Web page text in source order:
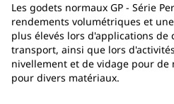
Les godets normaux GP - Série
rendements volumétriques et
plus élevés lors d'applications de
transport, ainsi que lors
nivellement et de vidage pour
pour divers matériaux.